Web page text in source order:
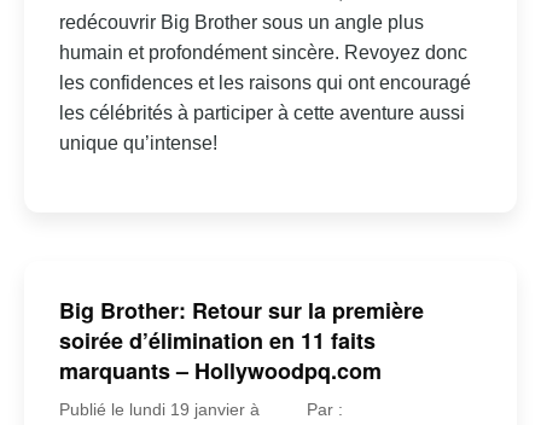
redécouvrir Big Brother sous un angle plus
humain et profondément sincère. Revoyez donc
les confidences et les raisons qui ont encouragé
les célébrités à participer à cette aventure aussi
unique qu’intense!
Big Brother: Retour sur la première
soirée d’élimination en 11 faits
marquants – Hollywoodpq.com
Publié le lundi 19 janvier à
Par :